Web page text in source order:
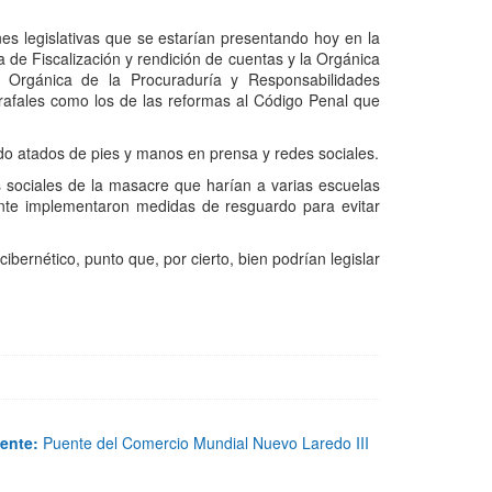
legislativas que se estarían presentando hoy en la
Fiscalización y rendición de cuentas y la Orgánica
de la Procuraduría y Responsabilidades
como los de las reformas al Código Penal que
atados de pies y manos en prensa y redes sociales.
de la masacre que harían a varias escuelas
implementaron medidas de resguardo para evitar
punto que, por cierto, bien podrían legislar
Puente del Comercio Mundial Nuevo Laredo III